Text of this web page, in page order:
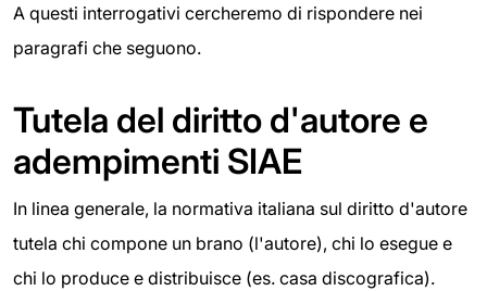
A questi interrogativi cercheremo di rispondere nei
paragrafi che seguono.
Tutela del diritto d'autore e
adempimenti SIAE
In linea generale, la normativa italiana sul diritto d'autore
tutela chi compone un brano (l'autore), chi lo esegue e
chi lo produce e distribuisce (es. casa discografica).